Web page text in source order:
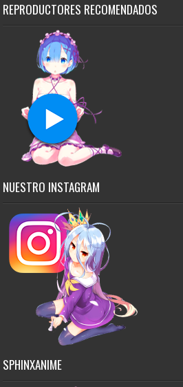
REPRODUCTORES RECOMENDADOS
NUESTRO INSTAGRAM
SPHINXANIME